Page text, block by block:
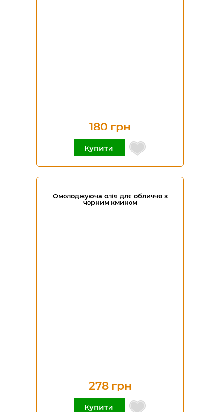
180 грн
Купити
Омолоджуюча олія для обличчя з
чорним кмином
278 грн
Купити